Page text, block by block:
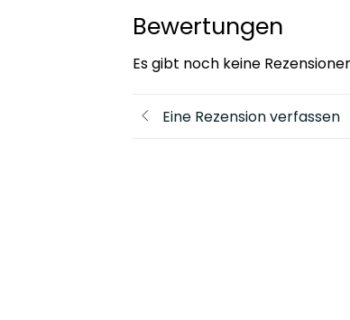
Bewertungen
Es gibt noch keine
Eine Rezension verfassen